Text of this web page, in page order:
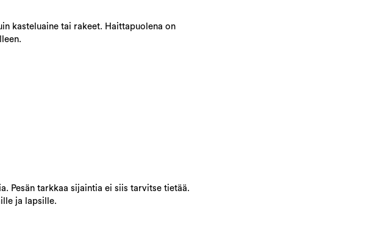
kasteluaine tai rakeet. Haittapuolena on
Pesän tarkkaa sijaintia ei siis tarvitse tietää.
ja lapsille.